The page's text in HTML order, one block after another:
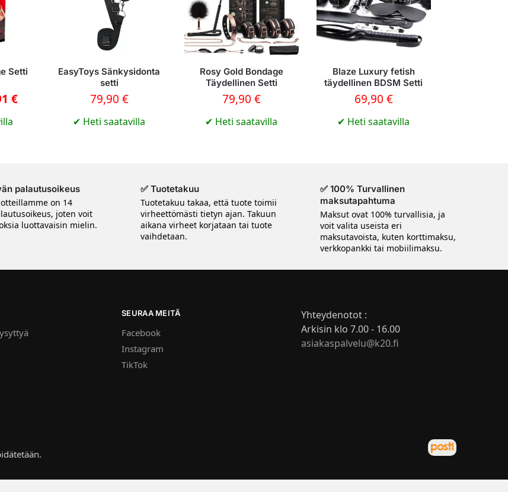
Setti
€
EasyToys Sänkysidonta
setti
79,90 €
✔ Heti saatavilla
Rosy Gold Bondage
Täydellinen Setti
79,90 €
✔ Heti saatavilla
Blaze Luxury fetish
täydellinen BDSM Setti
69,90 €
✔ Heti saatavilla
palautusoikeus
on 14
joten voit
luottavaisin mielin.
✅ Tuotetakuu
Tuotetakuu takaa, että tuote toimii
virheettömästi tietyn ajan. Takuun
aikana virheet korjataan tai tuote
vaihdetaan.
✅ 100% Turvallinen
maksutapahtuma
Maksut ovat 100% turvallisia, ja
voit valita useista eri
maksutavoista, kuten korttimaksu,
verkkopankki tai mobiilimaksu.
SEURAA MEITÄ
Facebook
Instagram
TikTok
Yhteydenotot :
Arkisin klo 7.00 - 16.00
asiakaspalvelu@k20.fi